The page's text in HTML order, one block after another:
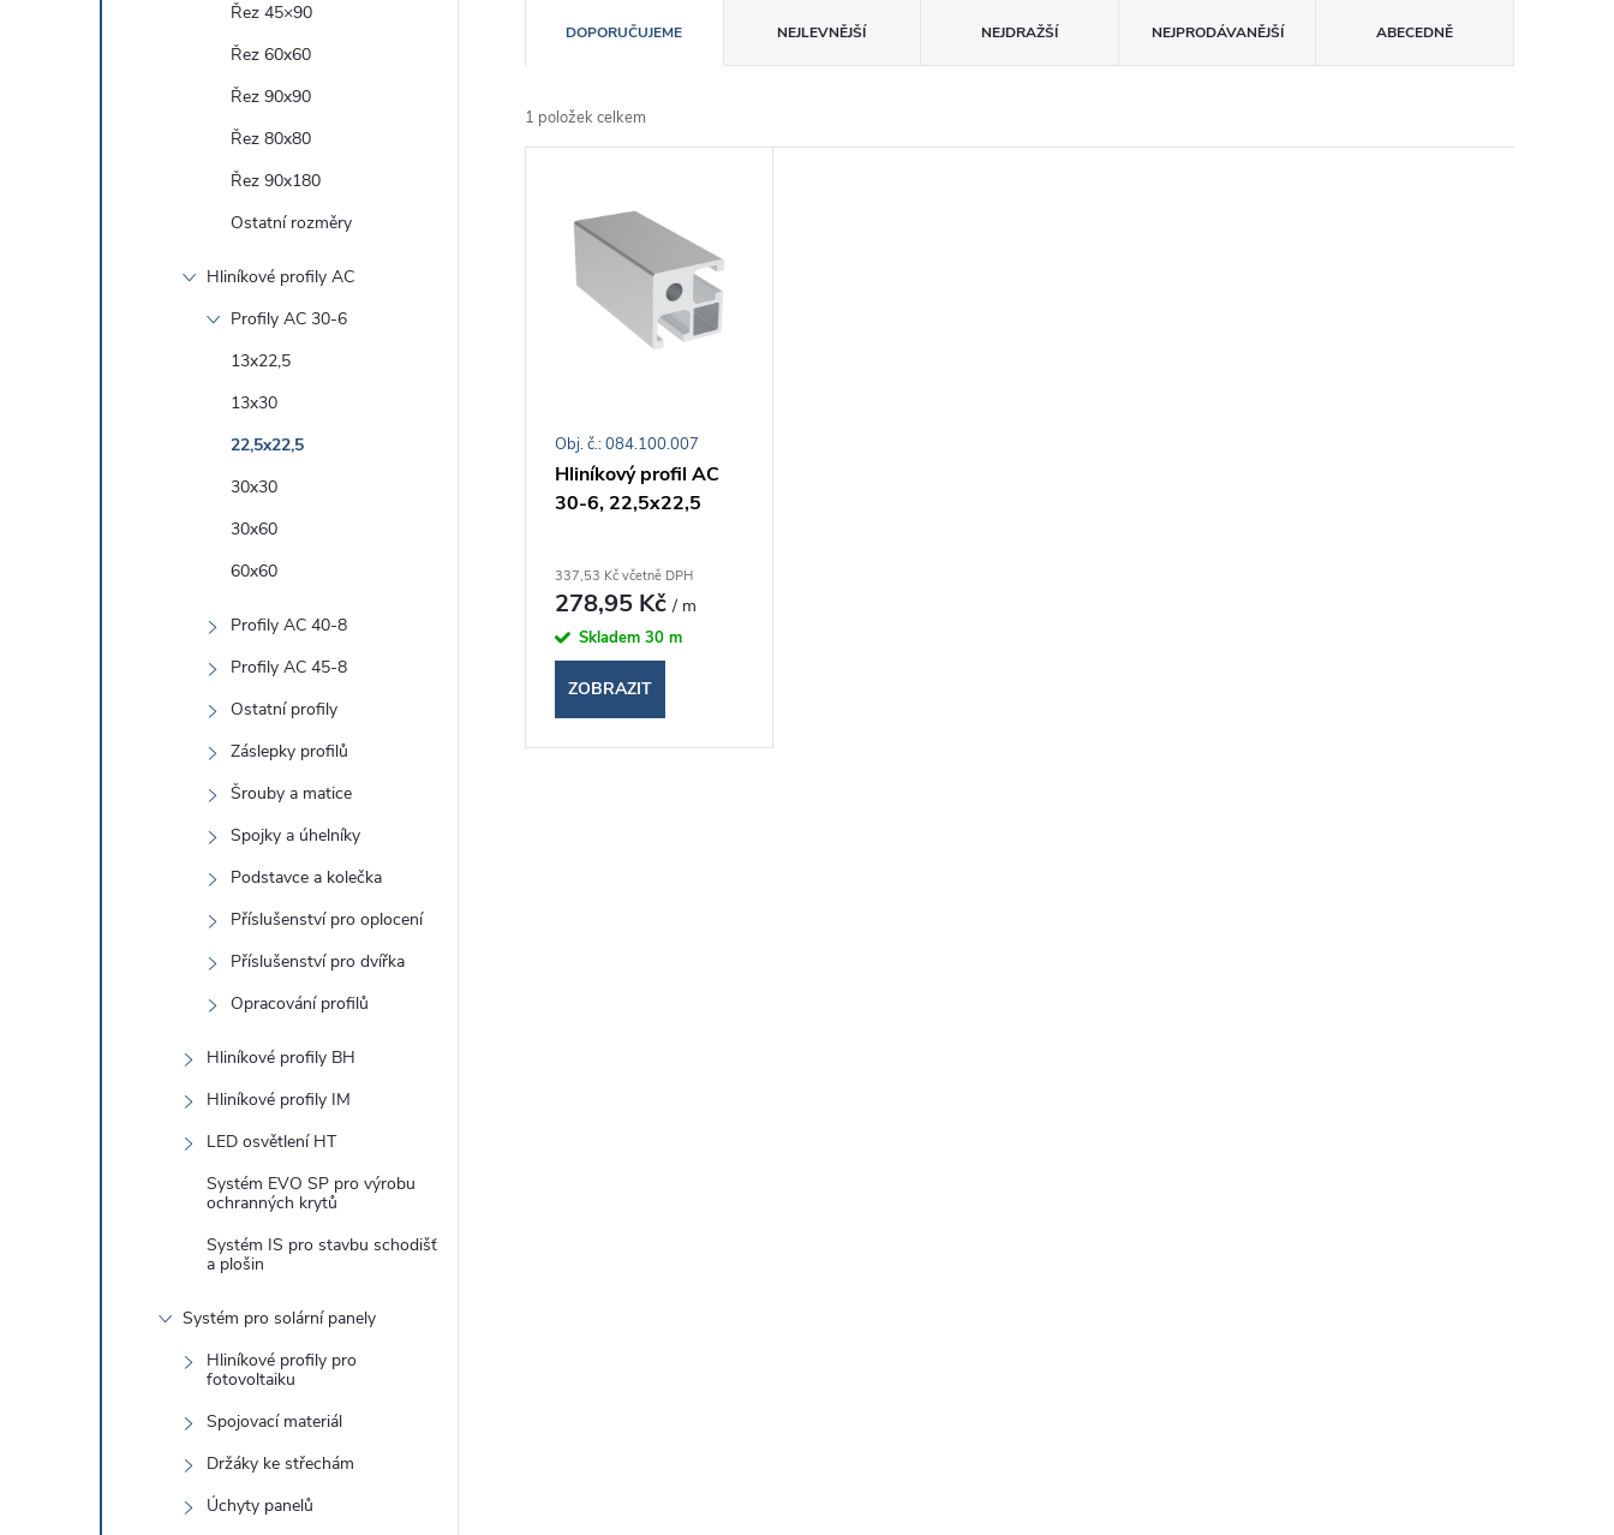
Řez 45×90
Řez 60x60
Řez 90x90
Řez 80x80
Řez 90x180
Ostatní rozměry
Hliníkové profily AC
Profily AC 30-6
13x22,5
13x30
22,5x22,5
30x30
30x60
60x60
Profily AC 40-8
Profily AC 45-8
Ostatní profily
Záslepky profilů
Šrouby a matice
Spojky a úhelníky
Podstavce a kolečka
Příslušenství pro oplocení
Příslušenství pro dvířka
Opracování profilů
Hliníkové profily BH
Hliníkové profily IM
LED osvětlení HT
Systém EVO SP pro výrobu
ochranných krytů
Systém IS pro stavbu schodišť
a plošin
Systém pro solární panely
Hliníkové profily pro
fotovoltaiku
Spojovací materiál
Držáky ke střechám
Úchyty panelů
a
z
t
DOPORUČUJEME NEJLEVNĚJŠÍ NEJDRAŽŠÍ NEJPRODÁVANĚJŠÍ ABECEDNĚ
1 položek celkem
Hliníkový profil AC
30-6, 22,5x22,5
337,53 Kč včetně DPH
278,95 Kč/ m
Skladem 30 m
ZOBRAZIT
Obj. č.: 084.100.007